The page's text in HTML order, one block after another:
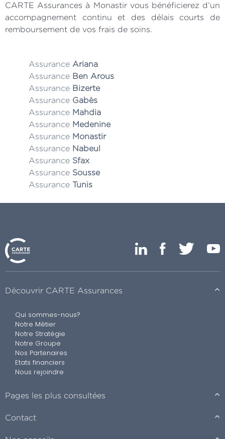
CARTE Assurances à Monastir vous bénéficierez d’un
accompagnement continu et des délais courts de
remboursement de vos frais de soins.
Assurance Ariana
Assurance Ben Arous
Assurance Bizerte
Assurance Gabès
Assurance Mahdia
Assurance Medenine
Assurance Monastir
Assurance Nabeul
Assurance Sfax
Assurance Sousse
Assurance Tunis
Découvrir CARTE Assurances
Qui sommes-nous?
Notre Métier
Notre Stratégie
Notre Groupe
Nos Partenaires
Etats financiers
Nous rejoindre
Pages les plus consultées
Contact